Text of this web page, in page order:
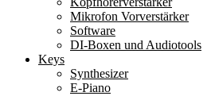
Mikrofon Vorverstärker
Software
DI-Boxen und Audiotools
Keys
Synthesizer
E-Piano